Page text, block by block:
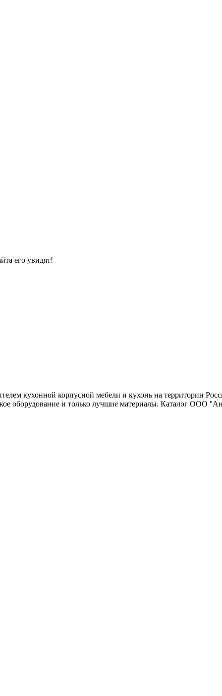
его увидят!
кухонной корпусной мебели и кухонь на территории
оборудование и только лучшие материалы. Каталог ООО